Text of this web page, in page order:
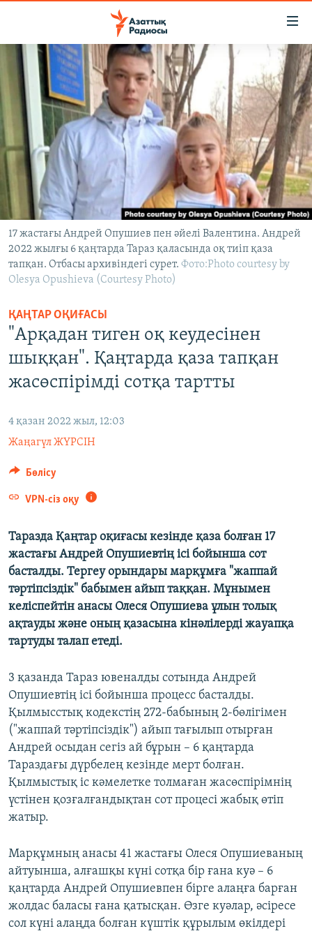
Skip
main
content
Skip
to
main
Navigation
Skip
to
Search
ЖАҢАЛЫҚТАР
САЯСАТ
AZATTYQTV
ҚАҢТАР ОҚИҒАСЫ
АДАМ ҚҰҚЫҚТАРЫ
ӘЛЕУМЕТ
АРНАЙЫ ЖОБАЛАР
Русский
ЖАЗЫЛЫҢЫЗ
Басқа тілдерде
17 жастағы Андрей Опушиев пен әйелі Валентина. Андрей
2022 жылғы 6 қаңтарда Тараз қаласында оқ тиіп қаза
тапқан. Отбасы архивіндегі сурет. Фото:Photo courtesy by
Olesya Opushieva (Courtesy Photo)
ҚАҢТАР ОҚИҒАСЫ
"Арқадан тиген оқ кеудесінен
шыққан". Қаңтарда қаза тапқан
жасөспірімді сотқа тартты
4 қазан 2022 жыл, 12:03
Жаңагүл ЖҮРСІН
Бөлісу
VPN-сіз оқу
Таразда Қаңтар оқиғасы кезінде қаза болған 17
жастағы Андрей Опушиевтің ісі бойынша сот
басталды. Тергеу орындары марқұмға "жаппай
тәртіпсіздік" бабымен айып таққан. Мұнымен
келіспейтін анасы Олеся Опушиева ұлын толық
ақтауды және оның қазасына кінәлілерді жауапқа
тартуды талап етеді.
3 қазанда Тараз ювеналды сотында Андрей
Опушиевтің ісі бойынша процесс басталды.
Қылмысстық кодекстің 272-бабының 2-бөлігімен
("жаппай тәртіпсіздік") айып тағылып отырған
Андрей осыдан сегіз ай бұрын – 6 қаңтарда
Тараздағы дүрбелең кезінде мерт болған.
Қылмыстық іс кәмелетке толмаған жасөспірімнің
үстінен қозғалғандықтан сот процесі жабық өтіп
жатыр.
Марқұмның анасы 41 жастағы Олеся Опушиеваның
айтуынша, алғашқы күні сотқа бір ғана куә – 6
қаңтарда Андрей Опушиевпен бірге алаңға барған
жолдас баласы ғана қатысқан. Өзге куәлар, әсіресе
сол күні алаңда болған күштік құрылым өкілдері